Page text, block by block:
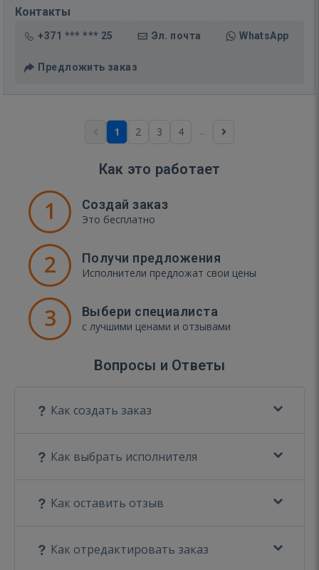
Контакты
+371 *** *** 25 Эл. почта WhatsApp
Предложить заказ
1 2 3 4 ...
Как это работает
1 Создай заказ
Это бесплатно
2 Получи предложения
Исполнители предложат свои цены
3 Выбери специалиста
с лучшими ценами и отзывами
Вопросы и Ответы
Как создать заказ
Как выбрать исполнителя
Как оставить отзыв
Как отредактировать заказ